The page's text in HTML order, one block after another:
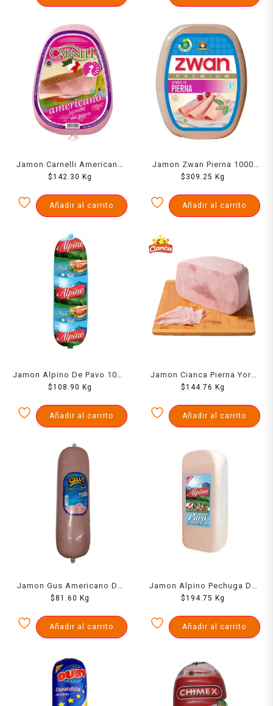
Jamon Carnelli Americano
De Pavo 1000 Grs
$142.30 Kg
Añadir al carrito
Jamon Zwan Pierna 1000
Grs
$ 309.25 Kg
Añadir al carrito
Jamon Alpino De Pavo 1000
Grs
$108.90 Kg
Añadir al carrito
Jamon Cianca Pierna York
1000 Grs
$144.76 Kg
Añadir al carrito
Jamon Gus Americano De
Pavo 1000 Grs
$ 81.60 Kg
Añadir al carrito
Jamon Alpino Pechuga De
Pavo 1000 Grs
$194.75 Kg
Añadir al carrito